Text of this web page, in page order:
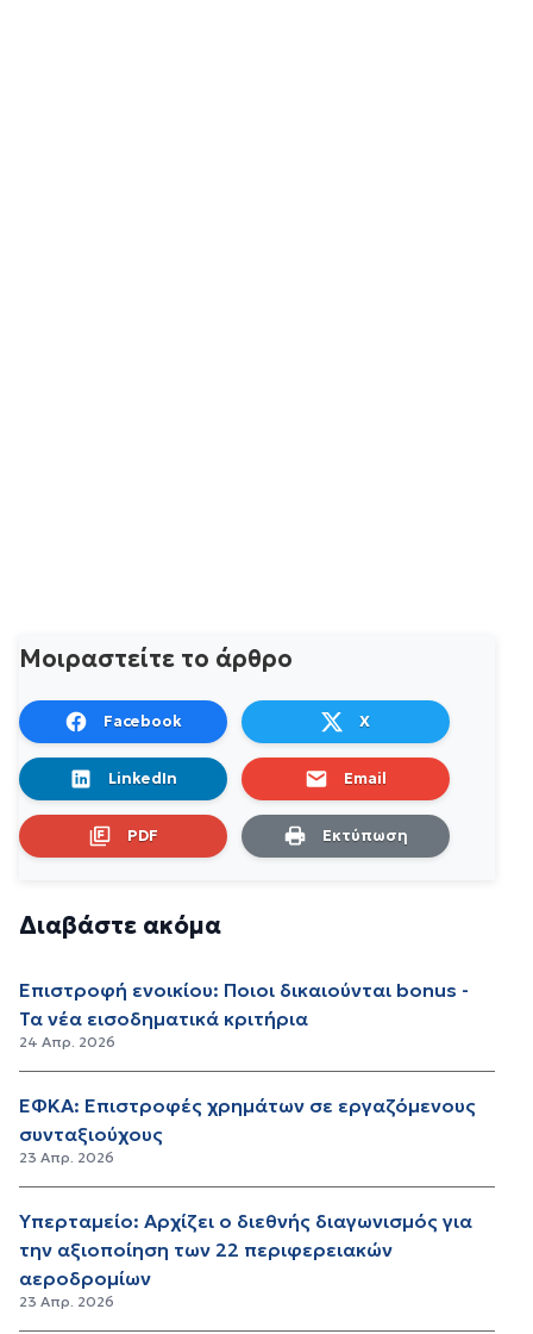
Μοιραστείτε το άρθρο
Facebook X
LinkedIn Email
PDF Εκτύπωση
Διαβάστε ακόμα
Επιστροφή ενοικίου: Ποιοι δικαιούνται bonus -
Τα νέα εισοδηματικά κριτήρια
24 Απρ. 2026
ΕΦΚΑ: Επιστροφές χρημάτων σε εργαζόμενους
συνταξιούχους
23 Απρ. 2026
Υπερταμείο: Αρχίζει ο διεθνής διαγωνισμός για
την αξιοποίηση των 22 περιφερειακών
αεροδρομίων
23 Απρ. 2026